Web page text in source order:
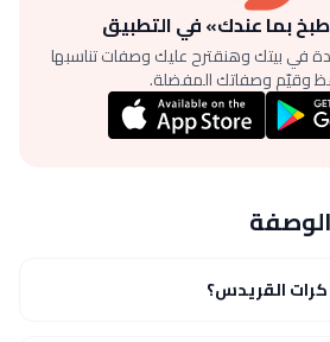
بما عندك» في التطبيق
في بيتك وهنقترح عليك وصفات تناسبها
وقيّم وصفاتك المفضلة.
القريدس؟